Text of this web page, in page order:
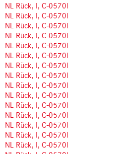
NL Rück, I, C-0570l
NL Rück, I, C-0570l
NL Rück, I, C-0570l
NL Rück, I, C-0570l
NL Rück, I, C-0570l
NL Rück, I, C-0570l
NL Rück, I, C-0570l
NL Rück, I, C-0570l
NL Rück, I, C-0570l
NL Rück, I, C-0570l
NL Rück, I, C-0570l
NL Rück, I, C-0570l
NL Rück, I, C-0570l
NL Rück, I, C-0570l
NL Rück, I, C-0570l